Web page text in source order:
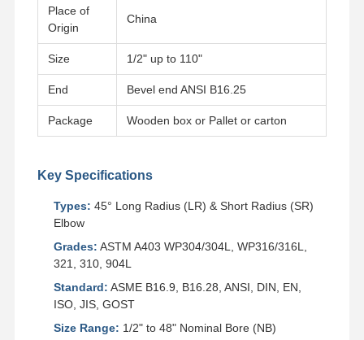
Φλάντζες ανοξείδωτου
βαλβίδα από ανοξείδωτο χάλυβα
Χωρίς συγκόλληση σωλήνες ανοξείδωτου
Ενωμένοι στενά ανοξείδωτο σωλήνες
Φύλλο σπειρών ανοξείδωτου
Place of
Origin
China
Size 1/2" up to 110"
End Bevel end ANSI B16.25
Package Wooden box or Pallet or carton
Key Specifications
Types: 45° Long Radius (LR) & Short Radius (SR)
Elbow
Grades: ASTM A403 WP304/304L, WP316/316L,
321, 310, 904L
Standard: ASME B16.9, B16.28, ANSI, DIN, EN,
ISO, JIS, GOST
Size Range: 1/2" to 48" Nominal Bore (NB)